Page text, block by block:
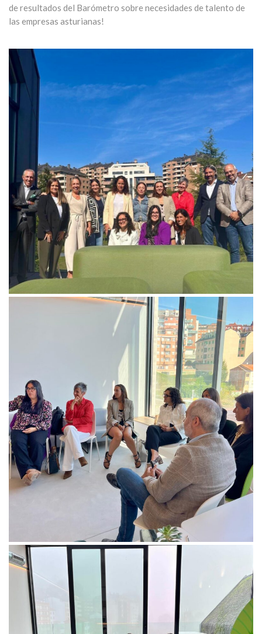
de resultados del Barómetro sobre necesidades de talento de
las empresas asturianas!